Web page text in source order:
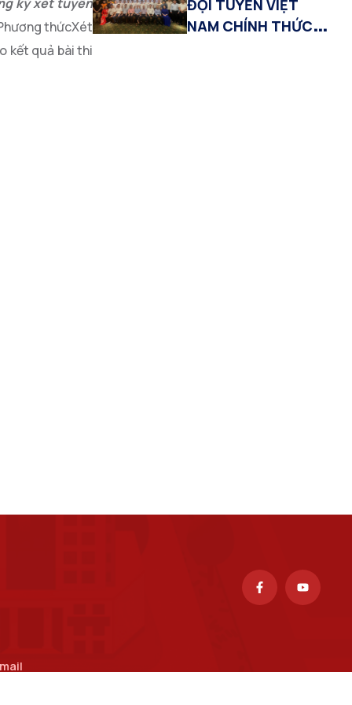
thứcXét
kết quả bài thi
ĐỘI TUYỂN VIỆT
NAM CHÍNH THỨC